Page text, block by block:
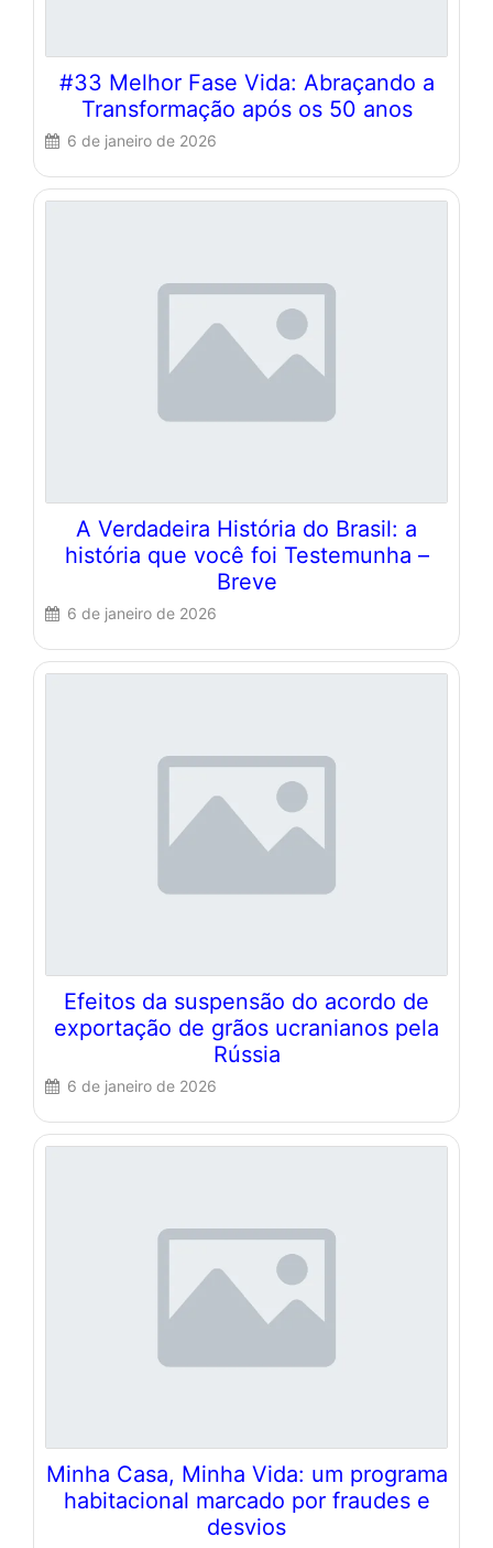
#33 Melhor Fase Vida: Abraçando a
Transformação após os 50 anos
6 de janeiro de 2026
A Verdadeira História do Brasil: a
história que você foi Testemunha –
Breve
6 de janeiro de 2026
Efeitos da suspensão do acordo de
exportação de grãos ucranianos pela
Rússia
6 de janeiro de 2026
Minha Casa, Minha Vida: um programa
habitacional marcado por fraudes e
desvios